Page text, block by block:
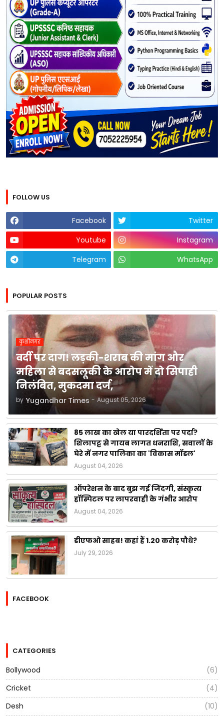
FOLLOW US
Facebook
Twitter
Youtube
Instagram
Telegram
WhatsApp
POPULAR POSTS
कुशीनगर
वर्दी पर दाग! लड़की-शराब की मांग और
महिला से बदसलूकी के आरोप में दो सिपाही
निलंबित, मुकदमा दर्ज,
by Yugandhar Times - August 05, 2026
85 लाख का खेल या पारदर्शिता पर पर्दा?
शिलापट्ट से गायब लागत धनराशि, सवालों के
घेरे में नगर पालिका का 'विकास मॉडल'
August 04, 2026
ऑपरेशन के बाद बुझ गई जिंदगी, संस्कृत्य
हॉस्पिटल पर लापरवाही के गंभीर आरोप
August 04, 2026
डीएफओ साहब! कहां हैं 1.20 करोड़ पौधे?
July 29, 2026
FACEBOOK
CATEGORIES
Bollywood
(6)
Cricket
(4)
Desh
(10)